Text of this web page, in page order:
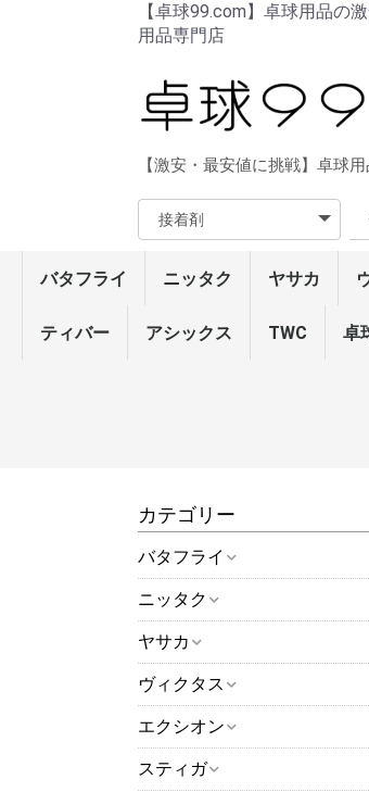
【卓球99.com】卓球用品の
用品専門店
【激安・最安値に挑戦】卓球
バタフライ
ラバー ザイア03
グレイザー・
ディグニクス
テナジー・シ
ラウンデル・
ロゼナ
ブライス・シ
スレイバー・
タキネス・シ
タキファイヤ
フレクストラ/
インパーシャ
スピーディー
レンジャー
オーソドック
イリウス・シ
フェイント・
スーパーアン
ラージ・ラバ
ラケット・シェーク
アウターフォ
樊振東・シリ
林昀儒
張本智和・シ
ビスカリア・
アポロニア・
オフチャロフ
水谷・フラン
ティモボル・
インナーフォ
SK・シリーズ
コルベル/メイ
エクスター5/
ァルシーマ
インナーシー
ヤーZLF/ダイ
ラケット・ペン
ビスカリア・
(中国式ペン)
樊振東・シリ
張本智和・シ
国式ペン)
インナーフォ
リーズ(中国式
SK・シリーズ
ティモボル
水谷隼/吉田海
サイプレス・
(単板ペン)
ハッドロウ
ハッドロウ
ハッドロウリ
ガレイディア
ラバー貼りラケット
ウェア 男女兼用ウェ
レディースウ
男女兼用パン
レディースパ
Tシャツ
トレーニング
シューズ
エナジーフォ
レゾラインシ
ソックス
メンテナンス 接着剤
ラバーフィル
サイドテープ
ラバーメンテ
ラケットメン
ネット/サポート ネット・サポ
カウンター
その他
卓球台/ロボット 卓球台
ロボット/フ
その他
バッグ/ケース ラケットケー
シューズケー
ボールケース
バッグ
ボール 40mm3スター
40mmトレー
ラージボール
タオル/バンド
ラージ用品
その他 DVD/ブルー
その他
ニッタク
ラバー
ラケット・シェーク
ラケット・ペン
ウェア
シューズ
ソックス
メンテナンス
バッグ/ケース
ボール
タオル/バンド
卓球台/ロボット
ネット/サポート
ラージ用品
その他
ヤサカ
ラバー
ラケット・
ラケット・
ウェア
シューズ
ソックス
メンテナン
ネット/サポ
卓球台周辺
卓球台/ロボ
バッグ/ケー
ボール
タオル/バン
ラージ用品
その他
ティバー アシックス TWC 卓
カテゴリー
バタフライ
ニッタク
ヤサカ
ヴィクタス
エクシオン
スティガ